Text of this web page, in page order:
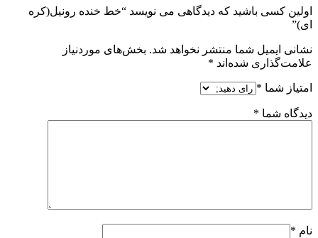
اولین کسی باشید که دیدگاهی می نویسد “خط خنده رونیل(کره
ای)”
نشانی ایمیل شما منتشر نخواهد شد. بخش‌های موردنیاز
علامت‌گذاری شده‌اند *
امتیاز شما *
دیدگاه شما *
نام *